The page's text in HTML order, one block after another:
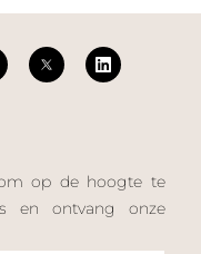
op de hoogte te
en ontvang onze